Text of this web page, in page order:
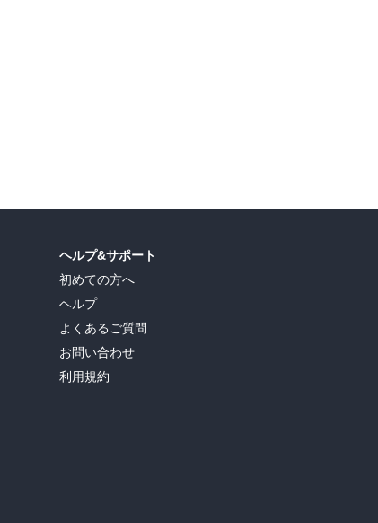
ヘルプ&サポート
初めての方へ
ヘルプ
よくあるご質問
お問い合わせ
利用規約